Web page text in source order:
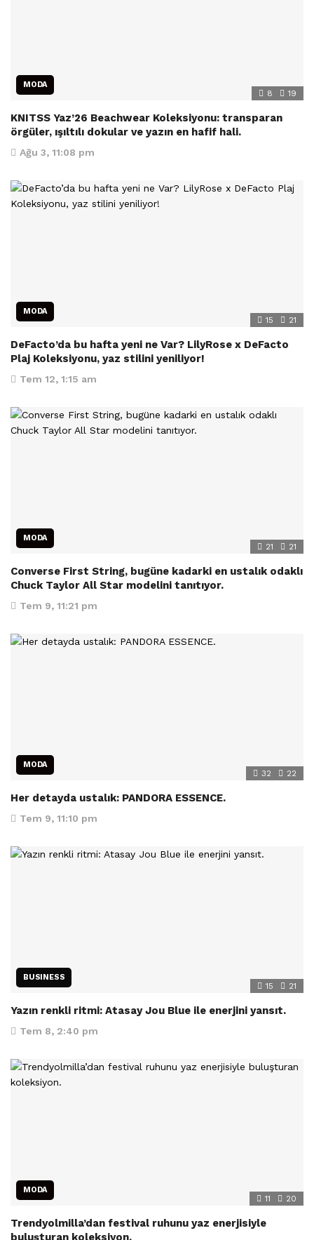
MODA
8 19
KNITSS Yaz’26 Beachwear Koleksiyonu: transparan
örgüler, ışıltılı dokular ve yazın en hafif hali.
Ağu 3, 11:08 pm
MODA
15 21
DeFacto’da bu hafta yeni ne Var? LilyRose x DeFacto
Plaj Koleksiyonu, yaz stilini yeniliyor!
Tem 12, 1:15 am
MODA
21 21
Converse First String, bugüne kadarki en ustalık odaklı
Chuck Taylor All Star modelini tanıtıyor.
Tem 9, 11:21 pm
MODA
32 22
Her detayda ustalık: PANDORA ESSENCE.
Tem 9, 11:10 pm
BUSINESS
15 21
Yazın renkli ritmi: Atasay Jou Blue ile enerjini yansıt.
Tem 8, 2:40 pm
MODA
11 20
Trendyolmilla’dan festival ruhunu yaz enerjisiyle
buluşturan koleksiyon.